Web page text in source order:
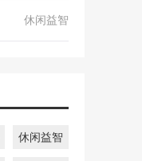
休闲益智
休闲益智